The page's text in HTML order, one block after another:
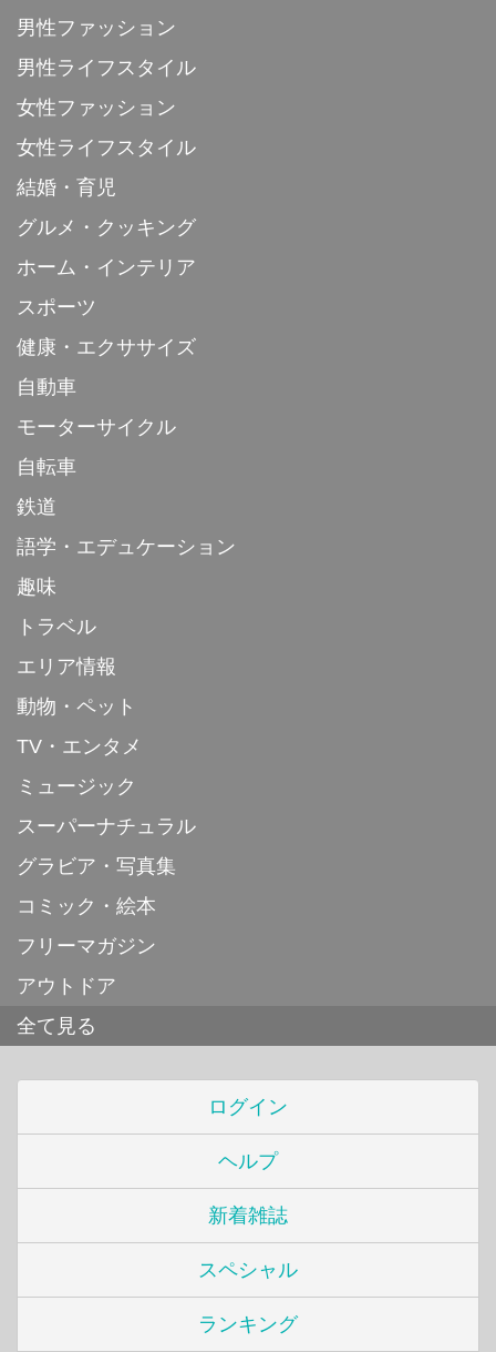
男性ファッション
男性ライフスタイル
女性ファッション
女性ライフスタイル
結婚・育児
グルメ・クッキング
ホーム・インテリア
スポーツ
健康・エクササイズ
自動車
モーターサイクル
自転車
鉄道
語学・エデュケーション
趣味
トラベル
エリア情報
動物・ペット
TV・エンタメ
ミュージック
スーパーナチュラル
グラビア・写真集
コミック・絵本
フリーマガジン
アウトドア
全て見る
ログイン
ヘルプ
新着雑誌
スペシャル
ランキング